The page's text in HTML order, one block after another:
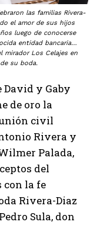
las familias Rivera-
el amor de sus hijos
luego de conocerse
entidad bancaria…
mirador Los Celajes en
su boda.
David y Gaby
de oro la
civil
Rivera y
Palada,
del
la fe
Rivera-Diaz
Sula, don